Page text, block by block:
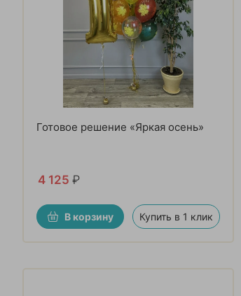
Готовое решение «Яркая осень»
4 125 ₽
В корзину Купить в 1 клик